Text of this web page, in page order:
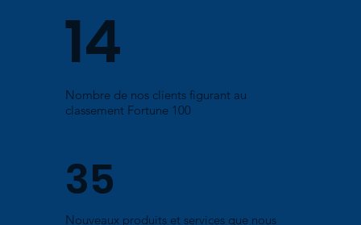
14
Nombre de nos clients figurant au
classement Fortune 100
35
Nouveaux produits et services que nous